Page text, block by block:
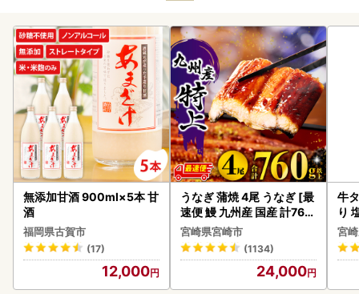
無添加甘酒 900ml×5本 甘
酒
福岡県古賀市
(17)
12,000
うなぎ 蒲焼 4尾 うなぎ [最
速便 鰻 九州産 国産 計760
g以上]
宮崎県宮崎市
(1134)
24,000
牛
り
宮